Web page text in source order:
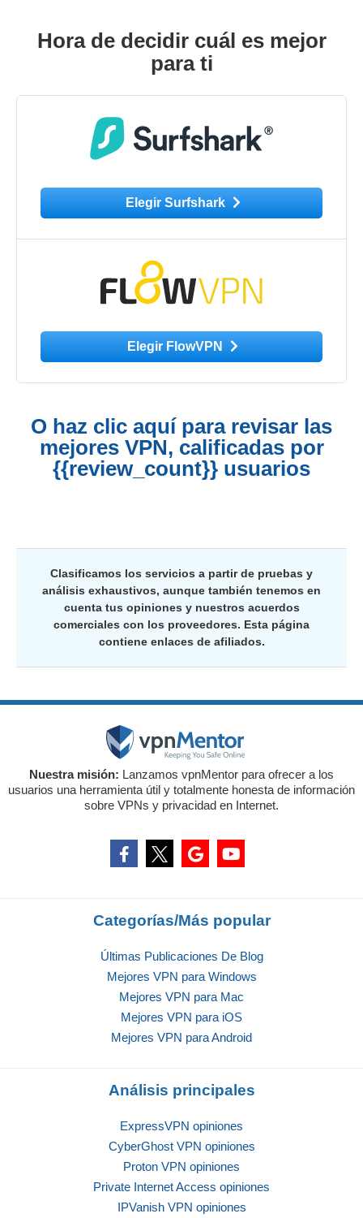
Hora de decidir cuál es mejor
para ti
Elegir Surfshark
Elegir FlowVPN
O haz clic aquí para revisar las
mejores VPN, calificadas por
{{review_count}} usuarios
Clasificamos los servicios a partir de pruebas y
análisis exhaustivos, aunque también tenemos en
cuenta tus opiniones y nuestros acuerdos
comerciales con los proveedores. Esta página
contiene enlaces de afiliados.
Nuestra misión: Lanzamos vpnMentor para ofrecer a los
usuarios una herramienta útil y totalmente honesta de información
sobre VPNs y privacidad en Internet.
Categorías/Más popular
Últimas Publicaciones De Blog
Mejores VPN para Windows
Mejores VPN para Mac
Mejores VPN para iOS
Mejores VPN para Android
Análisis principales
ExpressVPN opiniones
CyberGhost VPN opiniones
Proton VPN opiniones
Private Internet Access opiniones
IPVanish VPN opiniones